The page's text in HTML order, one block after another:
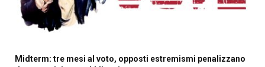
Midterm: tre mesi al voto, opposti estremismi penalizzano